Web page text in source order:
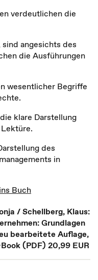
verdeutlichen die
angesichts des
die Ausführungen
wesentlicher Begriffe
klare Darstellung
des
in
Buch
/ Schellberg, Klaus:
Grundlagen
bearbeitete Auflage,
(PDF) 20,99 EUR